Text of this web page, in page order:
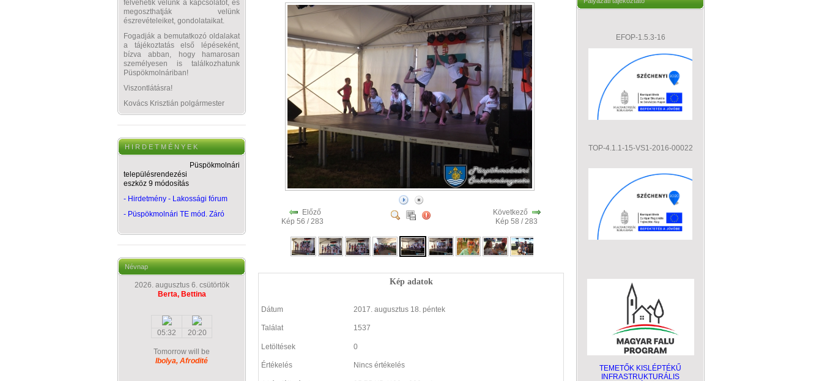
felvehetik velünk a kapcsolatot, és
megoszthatják velünk
észrevételeiket, gondolataikat.
Fogadják a bemutatkozó oldalakat
a tájékoztatás első lépéseként,
bízva abban, hogy hamarosan
személyesen is találkozhatunk
Püspökmolnáriban!
Viszontlátásra!
Kovács Krisztián polgármester
H I R D E T M É N Y E K
Püspökmolnári
településrendezési
eszköz 9 módosítás
- Hirdetmény - Lakossági fórum
- Püspökmolnári TE mód. Záró
Névnap
2026. augusztus 6. csütörtök
Berta, Bettina
05:32 20:20
Tomorrow will be
Ibolya, Afrodité
Előző
Kép 56 / 283
Következő
Kép 58 / 283
Kép adatok
Dátum 2017. augusztus 18. péntek
Találat 1537
Letöltések 0
Értékelés Nincs értékelés
EFOP-1.5.3-16
TOP-4.1.1-15-VS1-2016-00022
TEMETŐK KISLÉPTÉKŰ
INFRASTRUKTURÁLIS